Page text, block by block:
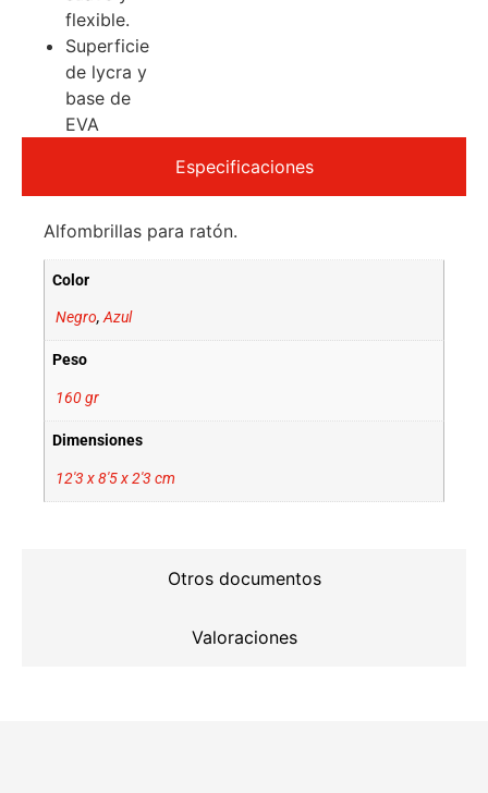
flexible.
Superficie
de lycra y
base de
EVA
Especificaciones
Otros documentos
Valoraciones
Alfombrillas para ratón.
Color
Negro,Azul
Peso
160 gr
Dimensiones
12'3 x 8'5 x 2'3 cm